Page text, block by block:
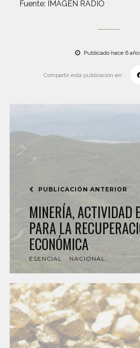
Fuente: IMAGEN RADIO
Publicado hace 6
Compartir esta publicación en:
PUBLICACIÓN ANTERIOR
MINERÍA, ACTIVIDAD
PARA LA
ECONÓMICA
ESENCIAL NACIONAL